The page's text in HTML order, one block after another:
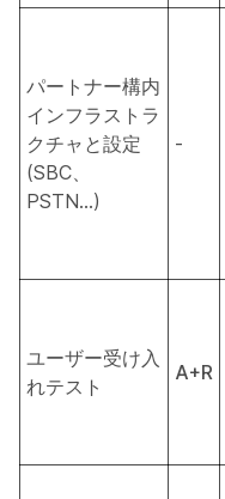
パートナー構内
インフラストラ
クチャと設定
(SBC、
PSTN...)
-
ユーザー受け入
れテスト
A+R